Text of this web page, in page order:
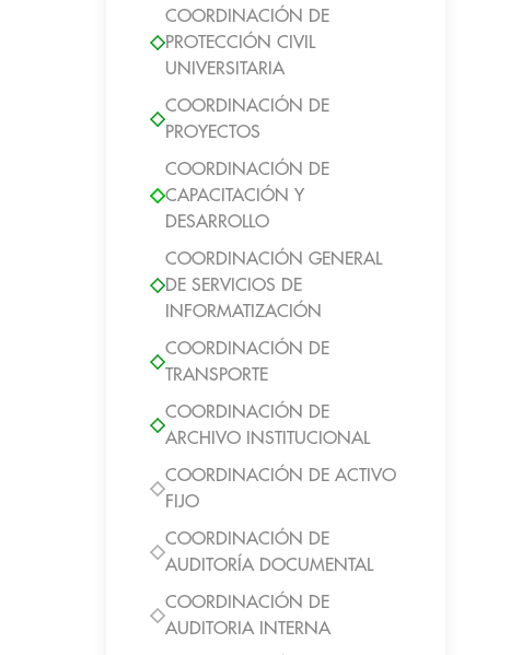
COORDINACIÓN DE
PROTECCIÓN CIVIL
UNIVERSITARIA
COORDINACIÓN DE
PROYECTOS
COORDINACIÓN DE
CAPACITACIÓN Y
DESARROLLO
COORDINACIÓN GENERAL
DE SERVICIOS DE
INFORMATIZACIÓN
COORDINACIÓN DE
TRANSPORTE
COORDINACIÓN DE
ARCHIVO INSTITUCIONAL
COORDINACIÓN DE ACTIVO
FIJO
COORDINACIÓN DE
AUDITORÍA DOCUMENTAL
COORDINACIÓN DE
AUDITORIA INTERNA